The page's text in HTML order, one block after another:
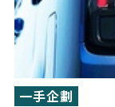
一手企劃